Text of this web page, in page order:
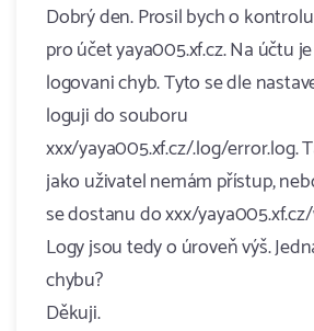
Dobrý den. Prosil bych o
pro účet yaya005.xf.cz. Na účtu
logovani chyb. Tyto se dle
loguji do souboru
xxx/yaya005.xf.cz/.log/error.log.
jako uživatel nemám přístup,
se dostanu do xxx/
Logy jsou tedy o úroveň výš.
chybu?
Děkuji.